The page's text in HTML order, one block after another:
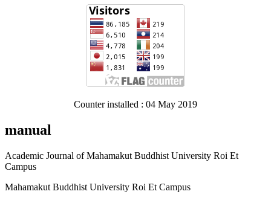
Counter installed : 04 May 2019
manual
Academic Journal of Mahamakut Buddhist University Roi Et
Campus
Mahamakut Buddhist University Roi Et Campus